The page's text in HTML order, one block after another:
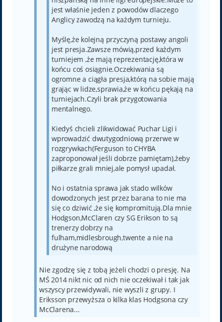
jest właśnie jeden z powodów dlaczego
Anglicy zawodzą na każdym turnieju.
Myślę,że kolejną przyczyną postawy angoli
jest presja.Zawsze mówią,przed każdym
turniejem ,że mają reprezentację,która w
końcu coś osiągnie.Oczekiwania są
ogromne a ciągła presja,którą na sobie mają
grając w lidze,sprawia,że w końcu pękają na
turniejach.Czyli brak przygotowania
mentalnego.
Kiedyś chcieli zlikwidować Puchar Ligi i
wprowadzić dwutygodniową przerwe w
rozgrywkach(Ferguson to CHYBA
zaproponował jeśli dobrze pamiętam),żeby
piłkarze grali mniej,ale pomysł upadał.
No i ostatnia sprawa jak stado wilków
dowodzonych jest przez barana to nie ma
się co dziwić ,że się kompromitują.Dla mnie
Hodgson,McClaren czy SG Erikson to są
trenerzy dobrzy na
fulham,midlesbrough,twente a nie na
drużyne narodową
Nie zgodzę się z tobą jeżeli chodzi o presję. Na
MŚ 2014 nikt nic od nich nie oczekiwał i tak jak
wszyscy przewidywali, nie wyszli z grupy. I
Eriksson przewyższa o kilka klas Hodgsona czy
McClarena...